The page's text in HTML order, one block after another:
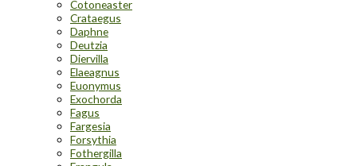
Cotoneaster
Crataegus
Daphne
Deutzia
Diervilla
Elaeagnus
Euonymus
Exochorda
Fagus
Fargesia
Forsythia
Fothergilla